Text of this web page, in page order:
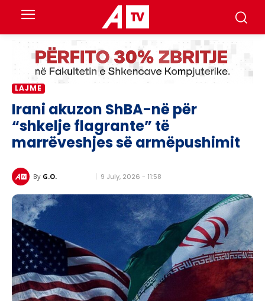
LAJME
Irani akuzon ShBA-në për
“shkelje flagrante” të
marrëveshjes së armëpushimit
By G.O. 9 July, 2026 - 11:58